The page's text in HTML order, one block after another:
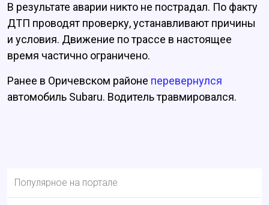
В результате аварии никто не пострадал. По факту
ДТП проводят проверку, устанавливают причины
и условия. Движение по трассе в настоящее
время частично ограничено.
Ранее в Оричевском районе перевернулся
автомобиль Subaru. Водитель травмировался.
Популярное на портале